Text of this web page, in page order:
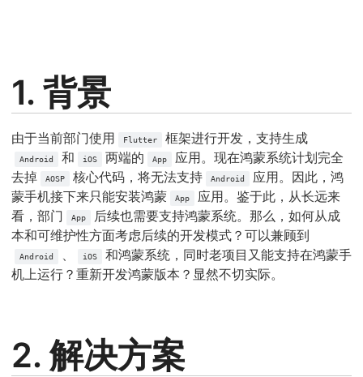
1. 背景
由于当前部门使用 Flutter 框架进行开发，支持生成
Android 和 iOS 两端的 App
应用。现在鸿蒙系统计划完全
去掉
AOSP 核心代码，将无法支持 Android
应用。因此，鸿
蒙手机接下来只能安装鸿蒙
App
应用。鉴于此，从长远来
看，部门
App
后续也需要支持鸿蒙系统。那么，如何从成
本和可维护性方面考虑后续的开发模式？可以兼顾到
Android 、 iOS
和鸿蒙系统，同时老项目又能支持在鸿蒙手
机上运行？重新开发鸿蒙版本？显然不切实际。
2. 解决方案